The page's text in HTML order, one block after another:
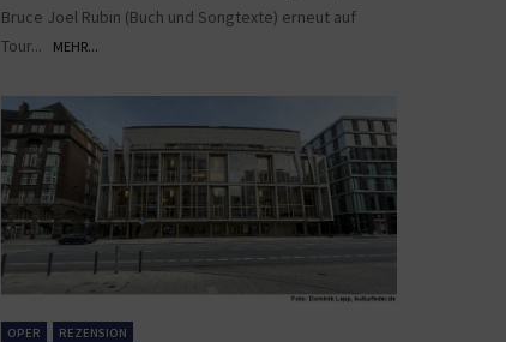
Bruce Joel Rubin (Buch und Songtexte) erneut auf
Tour...
MEHR...
OPER REZENSION